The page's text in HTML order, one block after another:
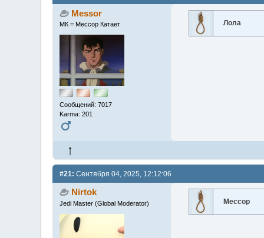
Messor
МК = Мессор Катает
Сообщений: 7017
Karma: 201
Лола
#21: Сентября 04, 2025, 12:12:06
Nirtok
Jedi Master (Global Moderator) Мессор